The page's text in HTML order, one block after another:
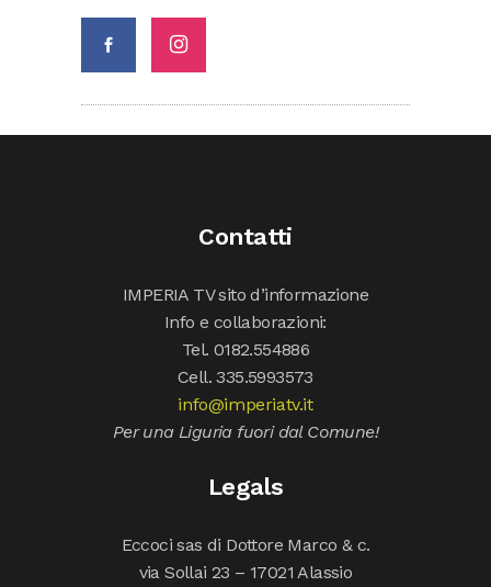
Contatti
IMPERIA TV sito d’informazione
Info e collaborazioni:
Tel. 0182.554886
Cell. 335.5993573
info@imperiatv.it
Per una Liguria fuori dal Comune!
Legals
Eccoci sas di Dottore Marco & c.
via Sollai 23 – 17021 Alassio